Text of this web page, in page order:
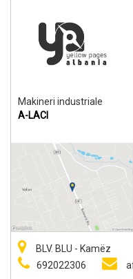
Makineri industriale
A-LACI
BLV. BLU - Kamëz
692022306